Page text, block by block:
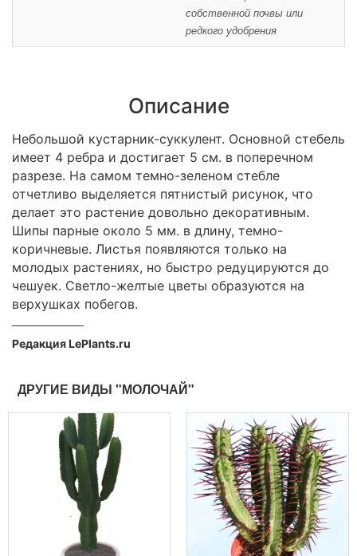
собственной почвы или
редкого удобрения
Описание
Небольшой кустарник-суккулент. Основной стебель
имеет 4 ребра и достигает 5 см. в поперечном
разрезе. На самом темно-зеленом стебле
отчетливо выделяется пятнистый рисунок, что
делает это растение довольно декоративным.
Шипы парные около 5 мм. в длину, темно-
коричневые. Листья появляются только на
молодых растениях, но быстро редуцируются до
чешуек. Светло-желтые цветы образуются на
верхушках побегов.
Редакция LePlants.ru
ДРУГИЕ ВИДЫ "МОЛОЧАЙ"